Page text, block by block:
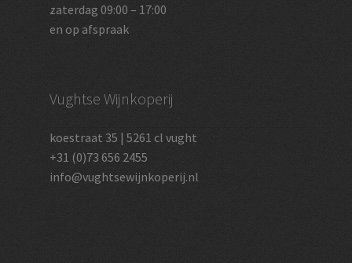
zaterdag 09:00 – 17:00
en op afspraak
Vughtse Wijnkoperij
koestraat 35 | 5261 cl vught
+31 (0)73 656 2455
info@vughtsewijnkoperij.nl